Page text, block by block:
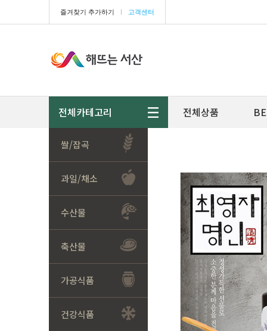
즐겨찾기 추가하기 ㅣ 고객센터
전체카테고리 전체상품
쌀/잡곡
과일/채소
수산물
축산물
가공식품
건강식품